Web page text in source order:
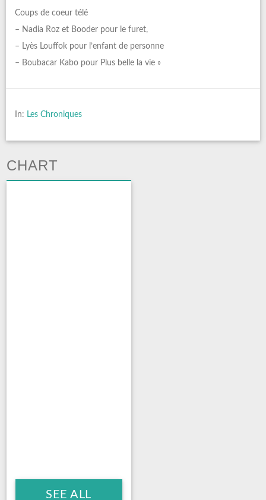
Coups de coeur télé
– Nadia Roz et Booder pour le furet,
– Lyès Louffok pour l’enfant de personne
– Boubacar Kabo pour Plus belle la vie »
In: Les Chroniques
CHART
SEE ALL